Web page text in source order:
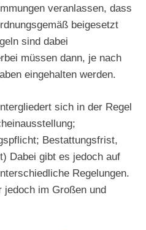
veranlassen, dass
beigesetzt
sind dabei
müssen dann, je nach
eingehalten werden.
sich in der Regel
Bestattungsfrist,
Dabei gibt es jedoch auf
Regelungen.
jedoch im Großen und